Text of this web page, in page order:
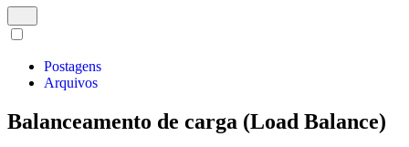
Postagens
Arquivos
Balanceamento de carga (Load Balance)